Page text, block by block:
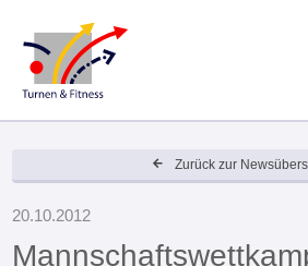
Zurück zur
20.10.2012